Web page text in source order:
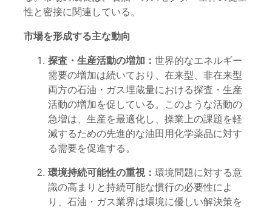
性と密接に関連している。
市場を形成する主な動向
探査・生産活動の増加： 世界的なエネルギー
需要の増加は続いており、在来型、非在来型
両方の石油・ガス埋蔵量における探査・生産
活動の増加を促している。このような活動の
急増は、生産を最適化し、操業上の課題を軽
減するための先進的な油田用化学薬品に対す
る需要を促進する。
環境持続可能性の重視： 環境問題に対する意
識の高まりと持続可能な慣行の必要性によ
り、石油・ガス業界は環境に優しい解決策を